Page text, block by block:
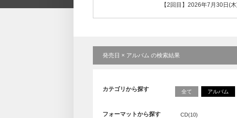
【2回目】2026年7月30日(
発売日 × アルバム の検索結果
カテゴリから探す 全て アルバム
フォーマットから探す CD(10)